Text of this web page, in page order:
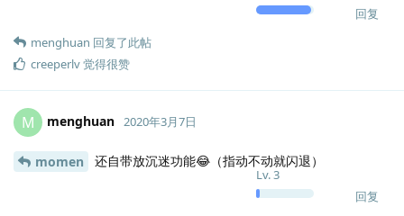
回复
menghuan 回复了此帖
creeperlv觉得很赞
M menghuan
Lv.3
2020年3月7日
momen 还自带放沉迷功能😂（指动不动就闪退）
回复